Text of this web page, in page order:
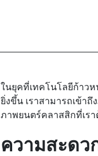
ในยุคที่เทคโนโลยีก้าวห
ยิ่งขึ้น เราสามารถเข้า
ภาพยนตร์คลาสสิกที่เร
ความสะดว